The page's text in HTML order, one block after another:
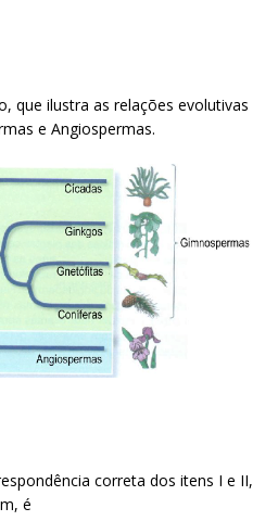
que ilustra as relações evolutivas
e Angiospermas.
correta dos itens I e II,
é